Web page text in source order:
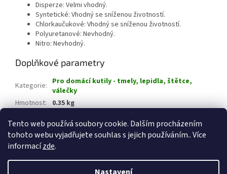
Tento web používá soubory cookie. Dalším procházením
tohoto webu vyjadřujete souhlas s jejich používáním.. Více
informacízde.
Disperze: Velmi vhodný.
Syntetické: Vhodný se sníženou životností.
Chlorkaučukové: Vhodný se sníženou životností.
Polyuretanové: Nevhodný.
Nitro: Nevhodný.
Doplňkové parametry
Kategorie: Pro domácí kutily - tmely, lepidla, štětce,
válečky
Hmotnost: 0.35 kg